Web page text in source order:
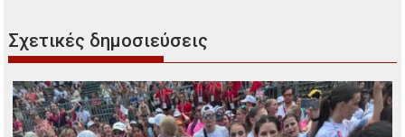
Σχετικές δημοσιεύσεις